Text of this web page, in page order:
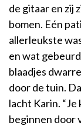
de gitaar en zij
bomen. Eén
allerleukste
en wat
blaadjes
door de tuin.
lacht Karin.
beginnen door